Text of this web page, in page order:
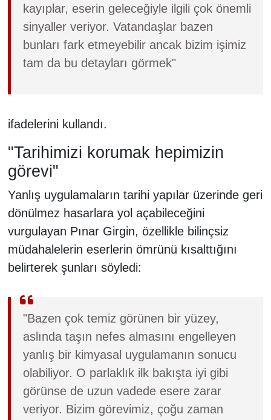
kayıplar, eserin geleceğiyle ilgili çok önemli
sinyaller veriyor. Vatandaşlar bazen
bunları fark etmeyebilir ancak bizim işimiz
tam da bu detayları görmek"
ifadelerini kullandı.
"Tarihimizi korumak hepimizin
görevi"
Yanlış uygulamaların tarihi yapılar üzerinde geri
dönülmez hasarlara yol açabileceğini
vurgulayan Pınar Girgin, özellikle bilinçsiz
müdahalelerin eserlerin ömrünü kısalttığını
belirterek şunları söyledi:
"Bazen çok temiz görünen bir yüzey,
aslında taşın nefes almasını engelleyen
yanlış bir kimyasal uygulamanın sonucu
olabiliyor. O parlaklık ilk bakışta iyi gibi
görünse de uzun vadede esere zarar
veriyor. Bizim görevimiz, çoğu zaman